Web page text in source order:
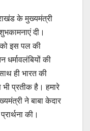
के मुख्यमंत्री
दी।
को इस पल की
धर्मावलंबियों की
ही भारत की
प्रतीक है। हमारे
ने बाबा केदार
की।